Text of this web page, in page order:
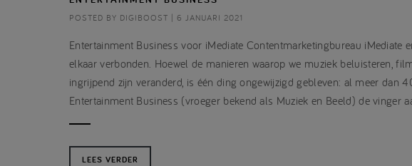
POSTED BY DIGIBOOST | 6 JANUARI 2021
Entertainment Business voor iMediate Contentmarketingbureau iMediate
elkaar verbonden. Hoewel de manieren waarop we muziek beluisteren,
ingrijpend zijn veranderd, is één ding ongewijzigd gebleven: al meer dan
Entertainment Business (vroeger bekend als Muziek en Beeld) de vinger
LEES VERDER